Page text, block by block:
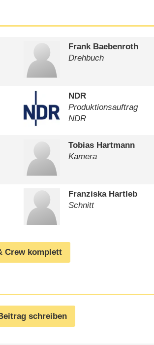
Frank Baebenroth
Drehbuch
NDR
Produktionsauftrag
NDR
Tobias Hartmann
Kamera
Franziska Hartleb
Schnitt
Crew komplett
schreiben